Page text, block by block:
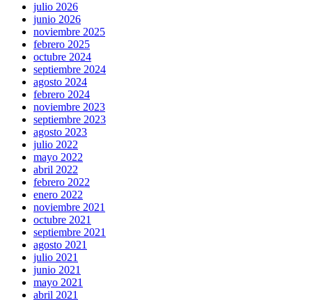
julio 2026
junio 2026
noviembre 2025
febrero 2025
octubre 2024
septiembre 2024
agosto 2024
febrero 2024
noviembre 2023
septiembre 2023
agosto 2023
julio 2022
mayo 2022
abril 2022
febrero 2022
enero 2022
noviembre 2021
octubre 2021
septiembre 2021
agosto 2021
julio 2021
junio 2021
mayo 2021
abril 2021